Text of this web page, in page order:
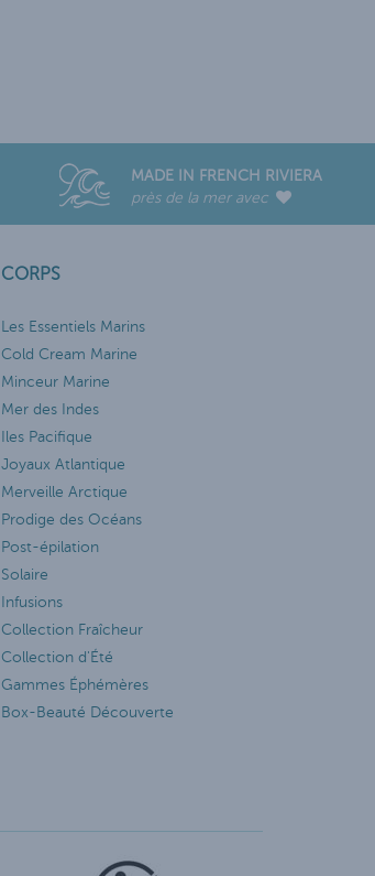
MADE IN FRENCH RIVIERA
près de la mer avec
CORPS
Les Essentiels Marins
Cold Cream Marine
Minceur Marine
Mer des Indes
Iles Pacifique
Joyaux Atlantique
Merveille Arctique
Prodige des Océans
Post-épilation
Solaire
Infusions
Collection Fraîcheur
Collection d'Été
Gammes Éphémères
Box-Beauté Découverte